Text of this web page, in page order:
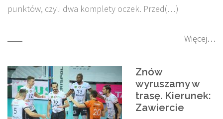
punktów, czyli dwa komplety oczek. Przed(…)
Więcej…
Znów
wyruszamy w
trasę. Kierunek:
Zawiercie